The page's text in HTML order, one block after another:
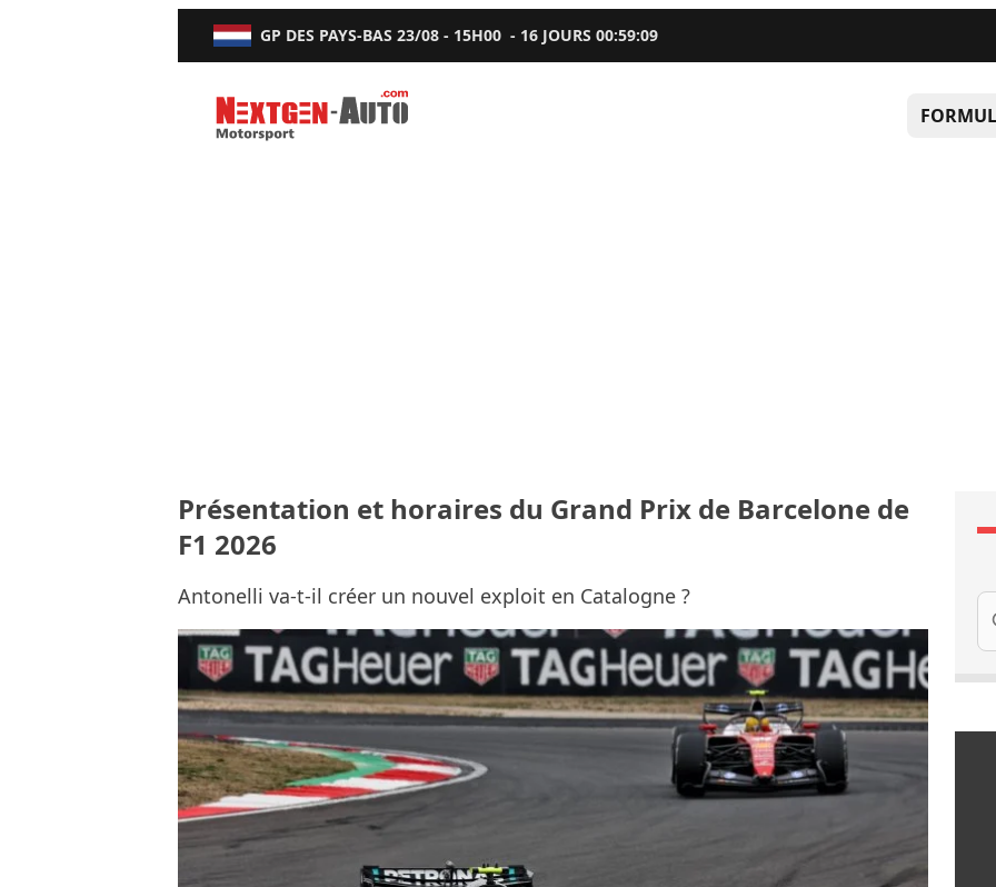
GP DES PAYS-BAS 23/08 - 15H00 - 16 JOURS00:59:07
Nextgen-Auto.com
Présentation et horaires du Grand Prix de Barcelone de
F1 2026
Antonelli va-t-il créer un nouvel exploit en Catalogne ?